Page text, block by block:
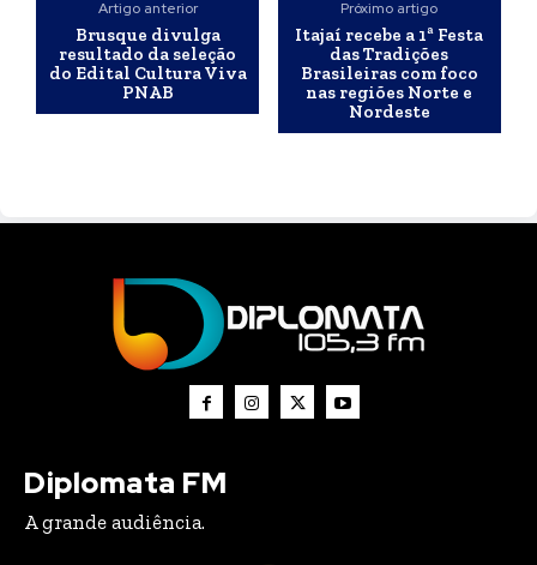
Artigo anterior
Brusque divulga
resultado da seleção
do Edital Cultura Viva
PNAB
Próximo artigo
Itajaí recebe a 1ª Festa
das Tradições
Brasileiras com foco
nas regiões Norte e
Nordeste
Diplomata FM
A grande audiência.